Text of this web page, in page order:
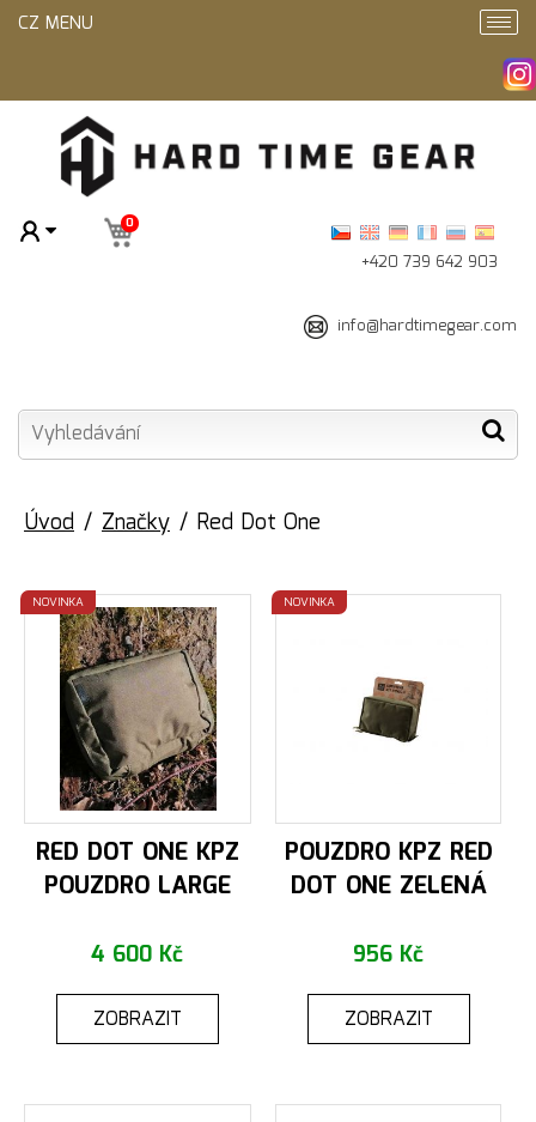
+420 739 642 903
info@hardtimegear.com
0
CZ MENU
Úvod Značky Red Dot One
NOVINKA
RED DOT ONE KPZ
POUZDRO LARGE
4 600 Kč
ZOBRAZIT
NOVINKA
POUZDRO KPZ RED
DOT ONE ZELENÁ
956 Kč
ZOBRAZIT